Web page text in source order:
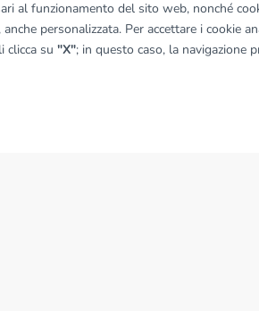
© OpenMapTiles| © OpenStreetMap
al funzionamento del sito web, nonché
personalizzata. Per accettare i cookie
clicca su "X"; in questo caso, la navigazione